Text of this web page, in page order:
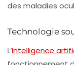
des maladies
Technologie
L’intelligence